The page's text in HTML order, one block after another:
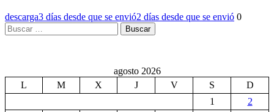
descarga3 días desde que se envió2 días desde que se envió 0
Buscar:
agosto 2026
L
M X J V S
D
1
2